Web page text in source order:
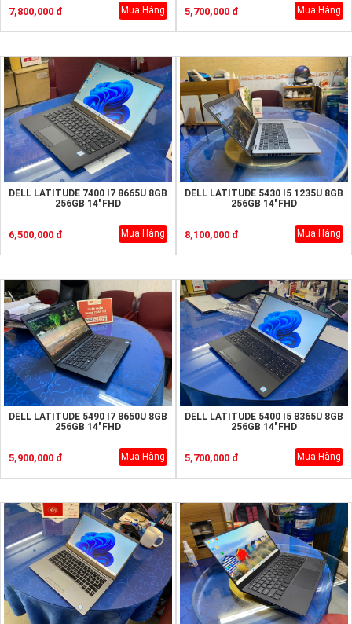
7,800,000 đ Mua Hàng 5,700,000 đ Mua Hàng
DELL LATITUDE 7400 I7 8665U 8GB
256GB 14"FHD
6,500,000 đ Mua Hàng
DELL LATITUDE 5430 I5 1235U 8GB
256GB 14"FHD
8,100,000 đ Mua Hàng
DELL LATITUDE 5490 I7 8650U 8GB
256GB 14"FHD
5,900,000 đ Mua Hàng
DELL LATITUDE 5400 I5 8365U 8GB
256GB 14"FHD
5,700,000 đ Mua Hàng